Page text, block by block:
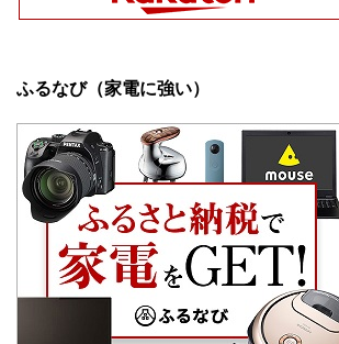
ふるなび（家電に強い）